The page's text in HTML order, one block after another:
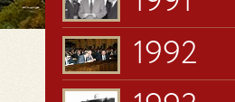
1992